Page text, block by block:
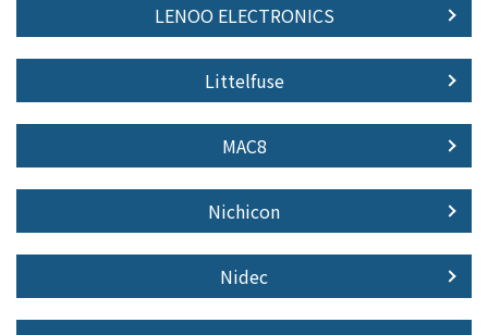
LENOO ELECTRONICS
Littelfuse
MAC8
Nichicon
Nidec